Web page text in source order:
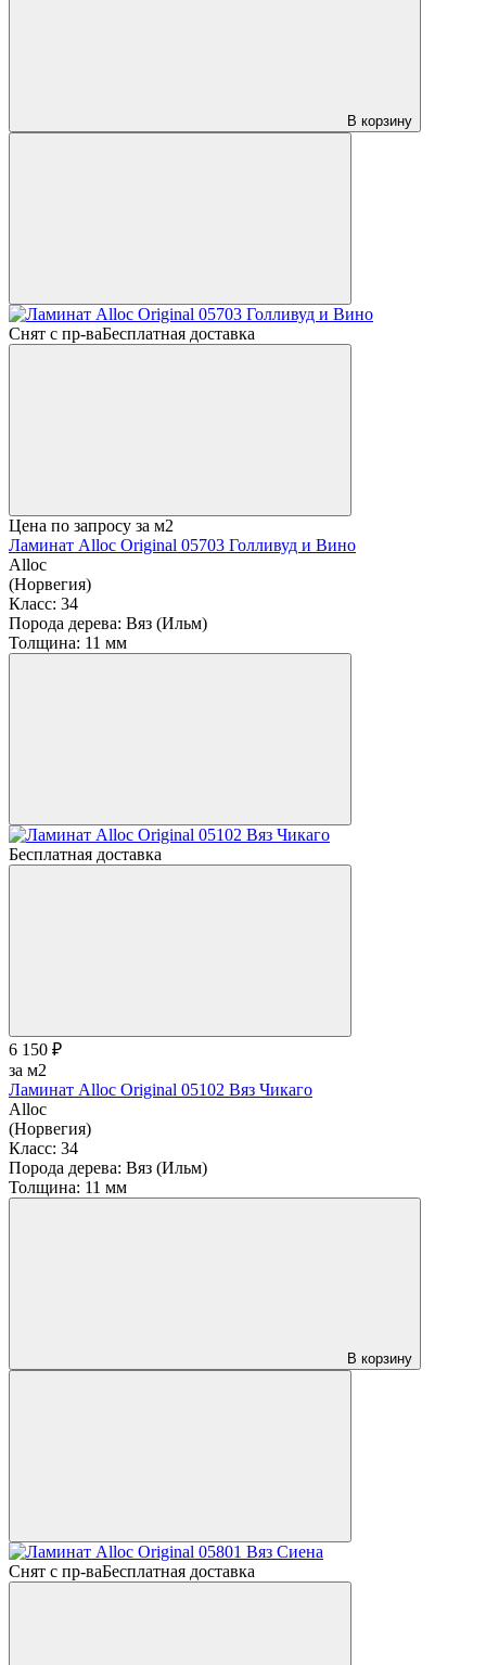
В корзину
Снят с пр-ваБесплатная доставка
Цена по запросу за м2
Ламинат Alloc Original 05703 Голливуд и Вино
Alloc
(Норвегия)
Класс: 34
Порода дерева: Вяз (Ильм)
Толщина: 11 мм
Бесплатная доставка
6 150 ₽
за м2
Ламинат Alloc Original 05102 Вяз Чикаго
Alloc
(Норвегия)
Класс: 34
Порода дерева: Вяз (Ильм)
Толщина: 11 мм
В корзину
Снят с пр-ваБесплатная доставка